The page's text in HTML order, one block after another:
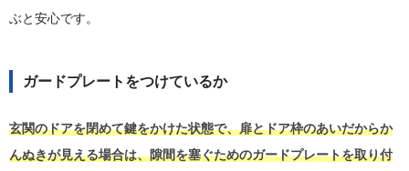
ぶと安心です。
ガードプレートをつけているか
玄関のドアを閉めて鍵をかけた状態で、扉とドア枠のあいだからか
んぬきが見える場合は、隙間を塞ぐためのガードプレートを取り付